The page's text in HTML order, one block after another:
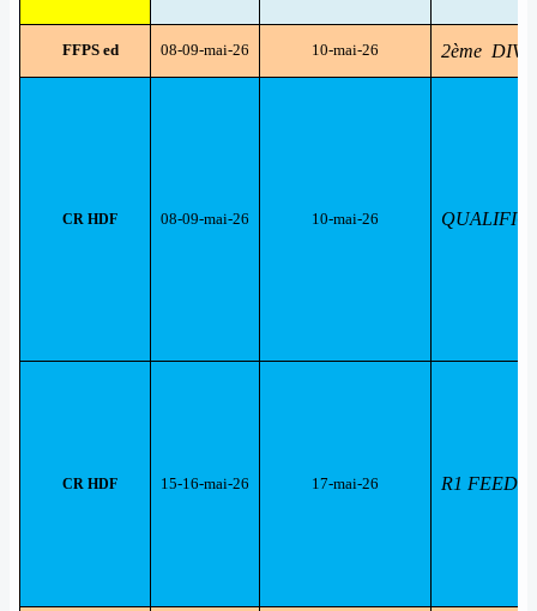
FFPS ed 08-09-mai-26 10-mai-26 2ème
CR HDF 08-09-mai-26 10-mai-26
CR HDF 15-16-mai-26 17-mai-26 R1